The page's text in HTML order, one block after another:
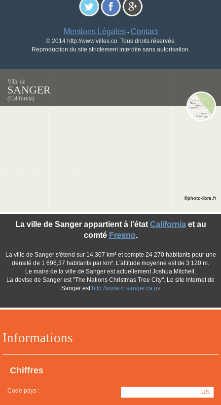
Mentions Légales- Contact
© 2014 http://www.villes.co. Tous droits réservés.
Reproduction du site strictement interdite sans autorisation.
Ville de
SANGER
(California)
Informations
Chiffres
Code pays : US
La ville de Sanger appartient à l'état Californiaet au
comté Fresno.
La ville de Sanger s'étend sur 14,307 km² et compte 24 270 habitants pour une
densité de 1 696,37 habitants par km². L'altitude moyenne est de 3 120 m.
Le maire de la ville de Sanger est actuellement Joshua Mitchell.
La devise de Sanger est "The Nations Christmas Tree City". Le site Internet de
Sanger est http://www.ci.sanger.ca.us
©photo-libre.fr